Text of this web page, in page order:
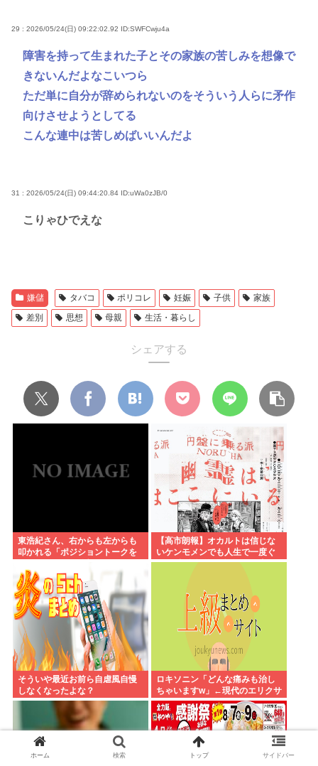
29 : 2026/05/24(日) 09:22:02.92 ID:SWFCwju4a
障害を持って生まれた子とその家族の苦しみを想像で
きないんだよなこいつら
ただ単に自分が辞められないのをそういう人らに矛作
向けさせようとしてる
こんな連中は苦しめばいいんだよ
31 : 2026/05/24(日) 09:44:20.84 ID:uWa0zJB/0
こりゃひでえな
嫌儲 タバコ ポリコレ 妊娠 子供
家族
差別
思想 母親 生活・暮らし
シェアする
東浩紀さん、右からも左からも
叩かれる「ポジショントークを
擁護されるwww
【高市朗報】オカルトは信じな
いケンモメンでも人生で一度ぐ
らい"超自然的な体験"した事あ
そういや最近お前ら自虐風自慢
しなくなったよな？
ロキソニン「どんな痛みも治し
ちゃいますw」←現代のエリクサ
ーやろ…
ホーム 検索 トップ サイドバー